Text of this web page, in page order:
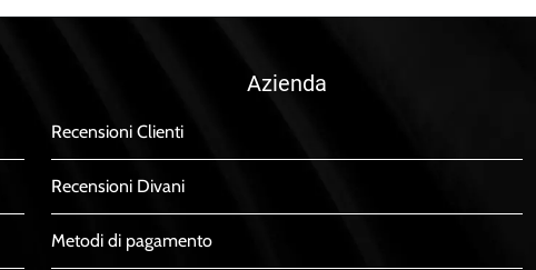
Azienda
Recensioni Clienti
Recensioni Divani
Metodi di pagamento